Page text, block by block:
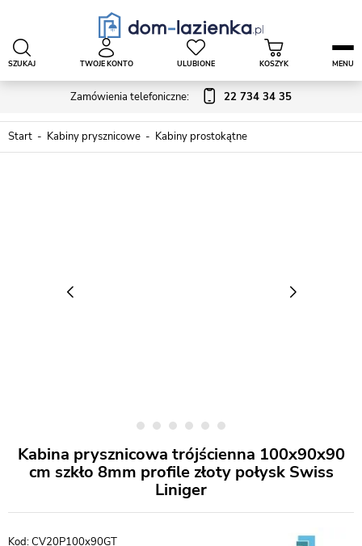
Zamówienia telefoniczne: 22 734 34 35
SZUKAJ TWOJE KONTO ULUBIONE KOSZYK MENU
Start Kabiny prysznicowe Kabiny prostokątne
Kabina prysznicowa trójścienna 100x90x90
cm szkło 8mm profile złoty połysk Swiss
Liniger
CV20P100x90GT